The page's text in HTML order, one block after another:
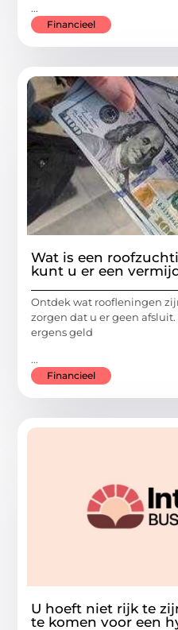
...
Financieel
Wat is een
kunt u er een
Ontdek wat roofleningen
zorgen dat u er geen
ergens geld
...
Financieel
U hoeft niet rijk te
te komen voor een